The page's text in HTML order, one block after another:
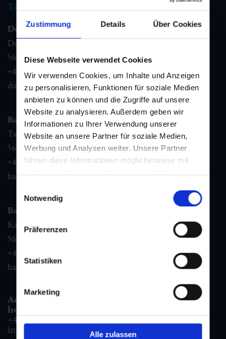
Zustimmung Details Über Cookies
Diese Webseite verwendet Cookies
Wir verwenden Cookies, um Inhalte und Anzeigen
zu personalisieren, Funktionen für soziale Medien
anbieten zu können und die Zugriffe auf unsere
Website zu analysieren. Außerdem geben wir
Informationen zu Ihrer Verwendung unserer
Website an unsere Partner für soziale Medien,
Werbung und Analysen weiter. Unsere Partner
führen diese Informationen möglicherweise mit
Nutzung der Dienste gesammelt haben.
Notwendig
Präferenzen
Statistiken
Marketing
Alle zulassen
Tourist information
Dorfgastein
Dorfstraße 1,
5632 Dorfgastein
+43 6432 3393 460
dorfgastein@gastein.com
Bad Hofgastein
Tauernplatz 1,
5630 Bad Hofgastein
+43 6432 3393 260
badhofgastein@gastein.com
Bad Gastein
Kaiser Franz Josefstr. 27,
5640
+43 6432 3393 560
badgastein@gastein.com
Accommodation information & Booking
hotline:
+43 6432 3393 990
info@gastein.com